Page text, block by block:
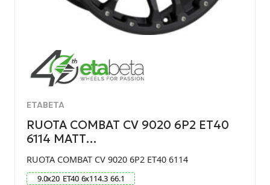
ETABETA
RUOTA COMBAT CV 9020 6P2 ET40
6114 MATT…
RUOTA COMBAT CV 9020 6P2 ET40 6114
9.0x20 ET40 6x114.3 66.1